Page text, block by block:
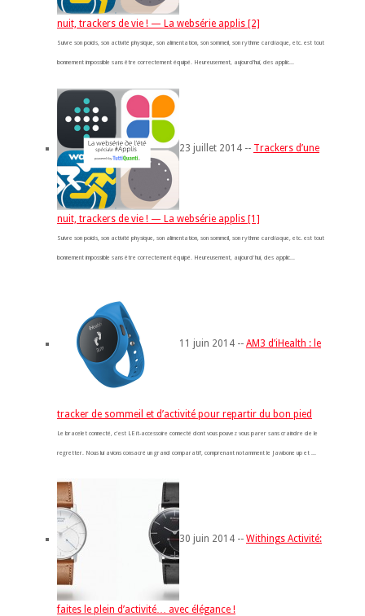
nuit, trackers de vie ! — La websérie applis [2]
Suivre son poids, son activité physique, son alimentation, son sommeil, son rythme cardiaque, etc. est tout
bonnement impossible sans être correctement équipé. Heureusement, aujourd’hui, des applic...
23 juillet 2014 -- Trackers d’une
nuit, trackers de vie ! — La websérie applis [1]
Suivre son poids, son activité physique, son alimentation, son sommeil, son rythme cardiaque, etc. est tout
bonnement impossible sans être correctement équipé. Heureusement, aujourd'hui, des applic...
11 juin 2014 -- AM3 d’iHealth : le
tracker de sommeil et d’activité pour repartir du bon pied
Le bracelet connecté, c'est LE it-accessoire connecté dont vous pouvez vous parer sans craindre de le
regretter. Nous lui avions consacré un grand comparatif, comprenant notamment le Jawbone up et ...
30 juin 2014 -- Withings Activité:
faites le plein d’activité… avec élégance !